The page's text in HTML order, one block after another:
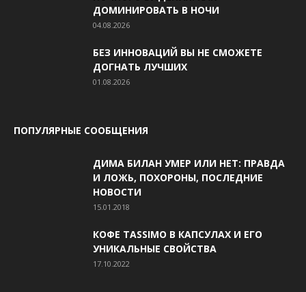
ДОМИНИРОВАТЬ В НОЧИ
04.08.2026
БЕЗ ИННОВАЦИЙ ВЫ НЕ СМОЖЕТЕ
ДОГНАТЬ ЛУЧШИХ
01.08.2026
ПОПУЛЯРНЫЕ СООБЩЕНИЯ
ДИМА БИЛАН УМЕР ИЛИ НЕТ: ПРАВДА
И ЛОЖЬ, ПОХОРОНЫ, ПОСЛЕДНИЕ
НОВОСТИ
15.01.2018
КОФЕ TASSIMO В КАПСУЛАХ И ЕГО
УНИКАЛЬНЫЕ СВОЙСТВА
17.10.2022